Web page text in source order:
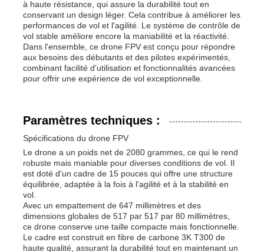
Visite de l'usine
Contrôle de la qualité
Nouvelles
Les affaires
Demandez un devis
drones industriels
à haute résistance, qui assure la durabilité tout en
conservant un design léger. Cela contribue à améliorer les
performances de vol et l'agilité. Le système de contrôle de
vol stable améliore encore la maniabilité et la réactivité.
Dans l'ensemble, ce drone FPV est conçu pour répondre
aux besoins des débutants et des pilotes expérimentés,
combinant facilité d'utilisation et fonctionnalités avancées
pour offrir une expérience de vol exceptionnelle.
Paramètres techniques :
Spécifications du drone FPV
Le drone a un poids net de 2080 grammes, ce qui le rend
robuste mais maniable pour diverses conditions de vol. Il
est doté d'un cadre de 15 pouces qui offre une structure
équilibrée, adaptée à la fois à l'agilité et à la stabilité en
vol.
Avec un empattement de 647 millimètres et des
dimensions globales de 517 par 517 par 80 millimètres,
ce drone conserve une taille compacte mais fonctionnelle.
Le cadre est construit en fibre de carbone 3K T300 de
haute qualité, assurant la durabilité tout en maintenant un